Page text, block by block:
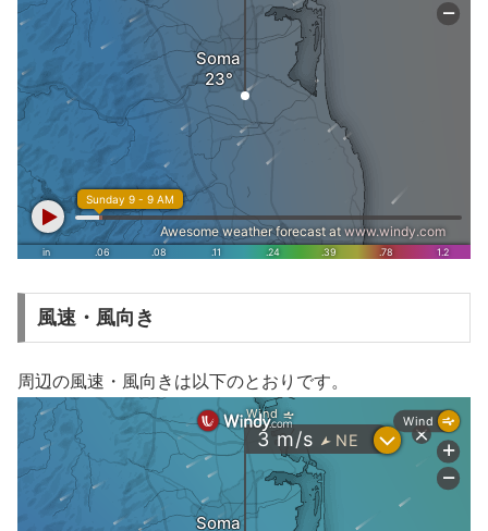
風速・風向き
周辺の風速・風向きは以下のとおりです。